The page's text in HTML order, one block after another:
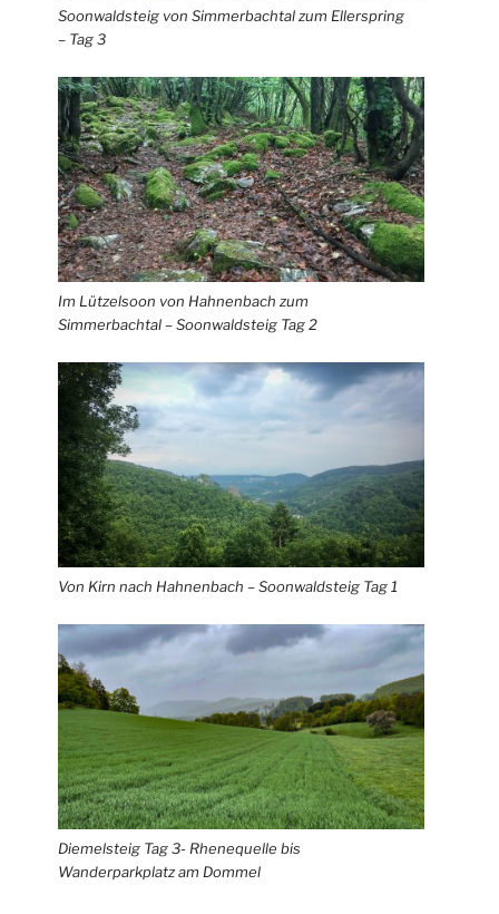
Soonwaldsteig von Simmerbachtal zum Ellerspring
– Tag 3
Im Lützelsoon von Hahnenbach zum
Simmerbachtal – Soonwaldsteig Tag 2
Von Kirn nach Hahnenbach – Soonwaldsteig Tag 1
Diemelsteig Tag 3- Rhenequelle bis
Wanderparkplatz am Dommel